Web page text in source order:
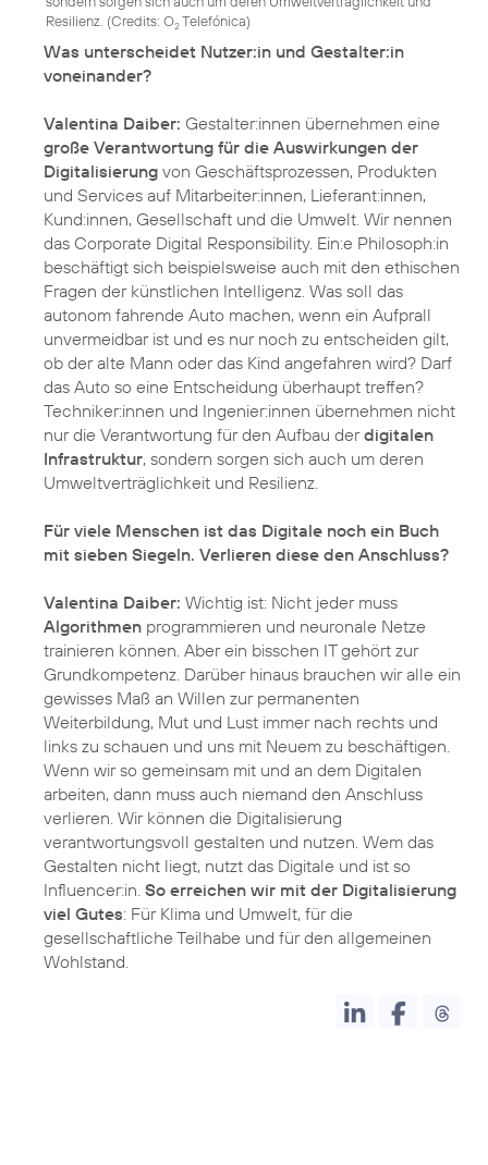
Resilienz. (Credits: O2Telefónica)
Was unterscheidet Nutzer:in und Gestalter:in
voneinander?
Valentina Daiber: Gestalter:innen übernehmen eine
große Verantwortung für die Auswirkungen der
Digitalisierung von Geschäftsprozessen, Produkten
und Services auf Mitarbeiter:innen, Lieferant:innen,
Kund:innen, Gesellschaft und die Umwelt. Wir nennen
das Corporate Digital Responsibility. Ein:e Philosoph:in
beschäftigt sich beispielsweise auch mit den ethischen
Fragen der künstlichen Intelligenz. Was soll das
autonom fahrende Auto machen, wenn ein Aufprall
unvermeidbar ist und es nur noch zu entscheiden gilt,
ob der alte Mann oder das Kind angefahren wird? Darf
das Auto so eine Entscheidung überhaupt treffen?
Techniker:innen und Ingenier:innen übernehmen nicht
nur die Verantwortung für den Aufbau derdigitalen
Infrastruktur, sondern sorgen sich auch um deren
Umweltverträglichkeit und Resilienz.
Für viele Menschen ist das Digitale noch ein Buch
mit sieben Siegeln. Verlieren diese den Anschluss?
Valentina Daiber: Wichtig ist: Nicht jeder muss
Algorithmen programmieren und neuronale Netze
trainieren können. Aber ein bisschen IT gehört zur
Grundkompetenz. Darüber hinaus brauchen wir alle ein
gewisses Maß an Willen zur permanenten
Weiterbildung, Mut und Lust immer nach rechts und
links zu schauen und uns mit Neuem zu beschäftigen.
Wenn wir so gemeinsam mit und an dem Digitalen
arbeiten, dann muss auch niemand den Anschluss
verlieren. Wir können die Digitalisierung
verantwortungsvoll gestalten und nutzen. Wem das
Gestalten nicht liegt, nutzt das Digitale und ist so
Influencer:in. So erreichen wir mit der Digitalisierung
viel Gutes: Für Klima und Umwelt, für die
gesellschaftliche Teilhabe und für den allgemeinen
Wohlstand.